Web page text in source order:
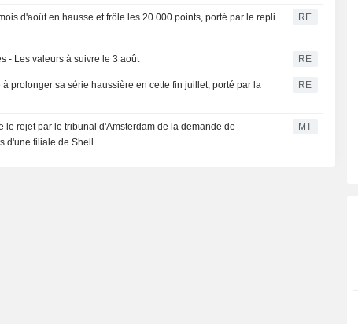
d'août en hausse et frôle les 20 000 points, porté par le repli
RE
- Les valeurs à suivre le 3 août RE
à prolonger sa série haussière en cette fin juillet, porté par la
RE
le rejet par le tribunal d'Amsterdam de la demande de
d'une filiale de Shell
MT